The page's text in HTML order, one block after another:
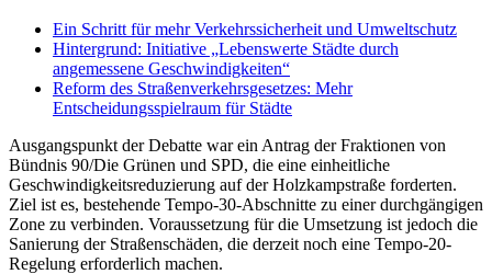
Ein Schritt für mehr Verkehrssicherheit und Umweltschutz
Hintergrund: Initiative „Lebenswerte Städte durch
angemessene Geschwindigkeiten“
Reform des Straßenverkehrsgesetzes: Mehr
Entscheidungsspielraum für Städte
Ausgangspunkt der Debatte war ein Antrag der Fraktionen von
Bündnis 90/Die Grünen und SPD, die eine einheitliche
Geschwindigkeitsreduzierung auf der Holzkampstraße forderten.
Ziel ist es, bestehende Tempo-30-Abschnitte zu einer durchgängigen
Zone zu verbinden. Voraussetzung für die Umsetzung ist jedoch die
Sanierung der Straßenschäden, die derzeit noch eine Tempo-20-
Regelung erforderlich machen.